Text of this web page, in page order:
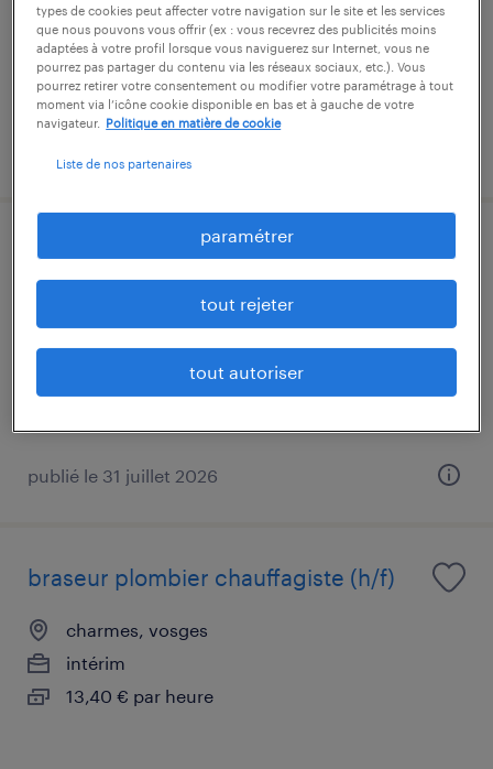
intérim
2 485 € - 3 323 € par mois
cariste (f/h)
charmes, vosges
12,31 € par heure
publié le 31 juillet 2026
braseur plombier chauffagiste (h/f)
charmes, vosges
intérim
13,40 € par heure
types de cookies peut affecter votre navigation sur le site et les services
que nous pouvons vous offrir (ex : vous recevrez des publicités moins
adaptées à votre profil lorsque vous naviguerez sur Internet, vous ne
pourrez pas partager du contenu via les réseaux sociaux, etc.). Vous
pourrez retirer votre consentement ou modifier votre paramétrage à tout
moment via l’icône cookie disponible en bas et à gauche de votre
navigateur.
Politique en matière de cookie
Liste de nos partenaires
paramétrer
tout rejeter
tout autoriser